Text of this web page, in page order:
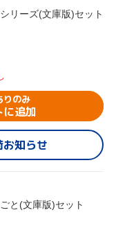
リーズ(文庫版)セット
りのみ
に追加
知らせ
と(文庫版)セット